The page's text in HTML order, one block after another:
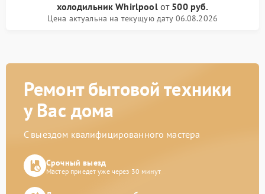
холодильник Whirlpoolот 500 руб.
Цена актуальна на текущую дату 06.08.2026
Ремонт бытовой техники
у Вас дома
С выездом квалифицированного мастера
Срочный выезд
Мастер приедет уже через 30 минут